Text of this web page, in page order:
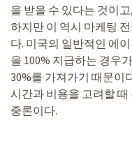
을 받을 수 있다는 것이
하지만 이 역시 마케팅
다. 미국의 일반적인 에
을 100% 지급하는 경우
30%를 가져가기 때문이
시간과 비용을 고려할
중론이다.